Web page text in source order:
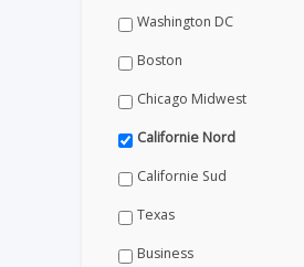
Washington DC
Boston
Chicago Midwest
Californie Nord
Californie Sud
Texas
Business